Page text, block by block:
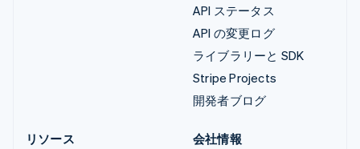
API ステータス
API の変更ログ
ライブラリーと SDK
Stripe Projects
開発者ブログ
リソース
会社情報